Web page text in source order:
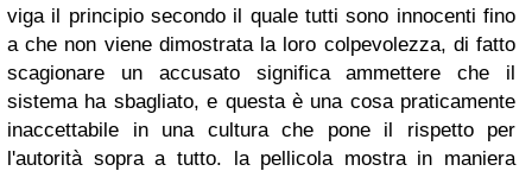
viga il principio secondo il quale tutti sono innocenti fino
a che non viene dimostrata la loro colpevolezza, di fatto
scagionare un accusato significa ammettere che il
sistema ha sbagliato, e questa è una cosa praticamente
inaccettabile in una cultura che pone il rispetto per
l'autorità sopra a tutto. la pellicola mostra in maniera